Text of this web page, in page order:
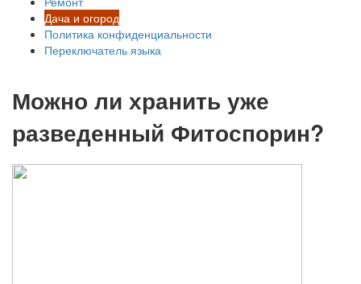
Дача и огород
Политика конфиденциальности
Переключатель языка
Можно ли хранить уже
разведенный Фитоспорин?